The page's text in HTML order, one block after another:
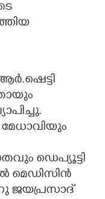
ഡെപ്യൂട്ടി
മെഡിസിൻ
ജയപ്രസാദ്